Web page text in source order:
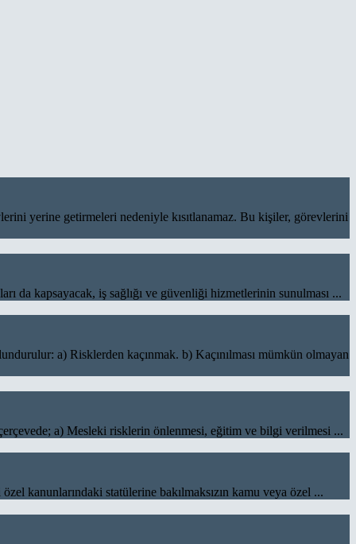
yerine getirmeleri nedeniyle kısıtlanamaz. Bu kişiler, görevlerini
kapsayacak, iş sağlığı ve güvenliği hizmetlerinin sunulması ...
a) Risklerden kaçınmak. b) Kaçınılması mümkün olmayan
a) Mesleki risklerin önlenmesi, eğitim ve bilgi verilmesi ...
kanunlarındaki statülerine bakılmaksızın kamu veya özel ...